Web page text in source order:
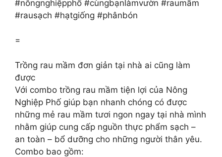
#nôngnghiệpphố #cùngbạnlàmvườn #raumầm
#rausạch #hạtgiống #phânbón
=
Trồng rau mầm đơn giản tại nhà ai cũng làm
được
Với combo trồng rau mầm tiện lợi của Nông
Nghiệp Phố giúp bạn nhanh chóng có được
những mẻ rau mầm tươi ngon ngay tại nhà mình
nhằm giúp cung cấp nguồn thực phẩm sạch –
an toàn – bổ dưỡng cho những người thân yêu.
Combo bao gồm: